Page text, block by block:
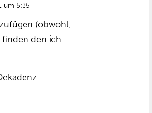
um 5:35
(obwohl,
finden den ich